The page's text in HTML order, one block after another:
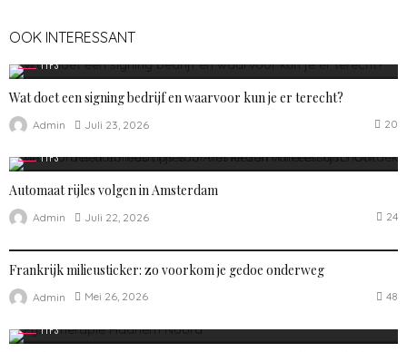
OOK INTERESSANT
TIPS
Wat doet een signing bedrijf en waarvoor kun je er terecht?
Admin Juli 23, 2026 20
TIPS
Automaat rijles volgen in Amsterdam
Admin Juli 22, 2026 24
Frankrijk milieusticker: zo voorkom je gedoe onderweg
Admin Mei 26, 2026 48
TIPS